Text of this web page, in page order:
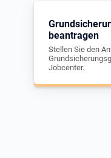
beantragen
Stellen Sie den
Jobcenter.